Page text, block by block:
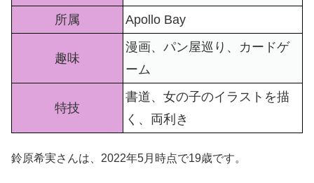
所属 Apollo Bay
趣味
漫画、パン屋巡り、カードゲ
ーム
特技
書道、女の子のイラストを描
く、両利き
鈴原希実さんは、2022年5月時点で19歳です。